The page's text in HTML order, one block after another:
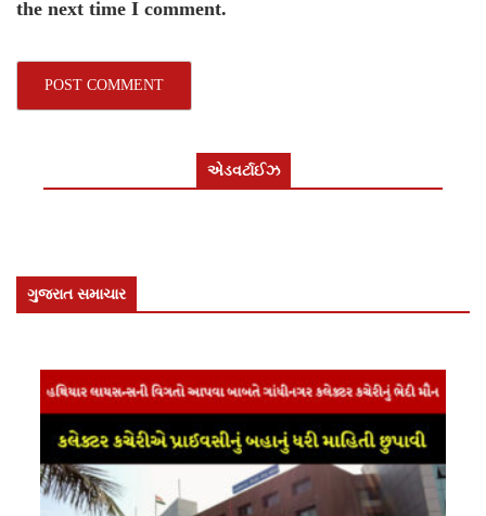
the next time I comment.
એડવર્ટાઈઝ
ગુજરાત સમાચાર